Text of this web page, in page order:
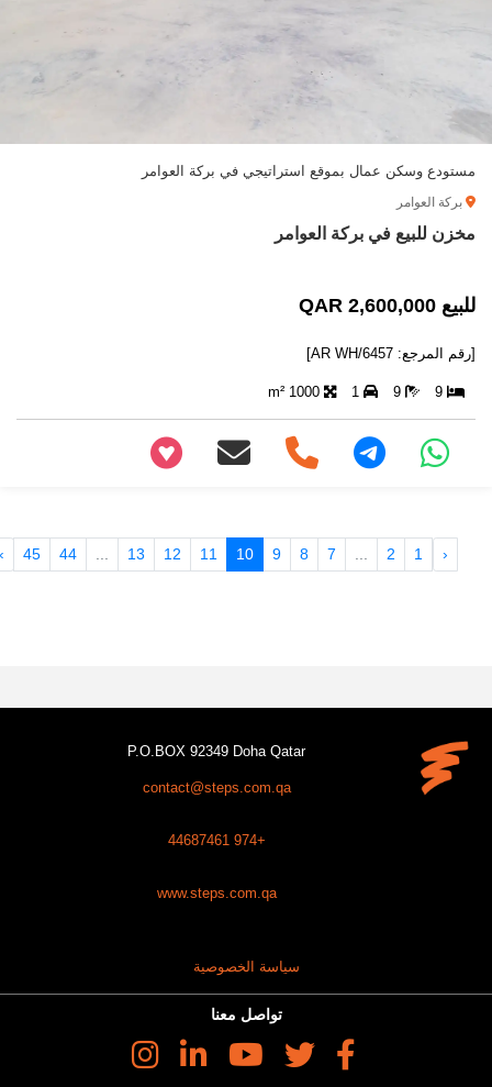
مستودع وسكن عمال بموقع استراتيجي في بركة العوامر
بركة العوامر
مخزن للبيع في بركة العوامر
للبيع 2,600,000 QAR
[رقم المرجع: AR WH/6457]
9
9
1
1000 m²
‹
1
2
7
8
9
10
11
12
13
44
45
›
P.O.BOX 92349 Doha Qatar
contact@steps.com.qa
+974 44687461
www.steps.com.qa
سياسة الخصوصية
تواصل معنا